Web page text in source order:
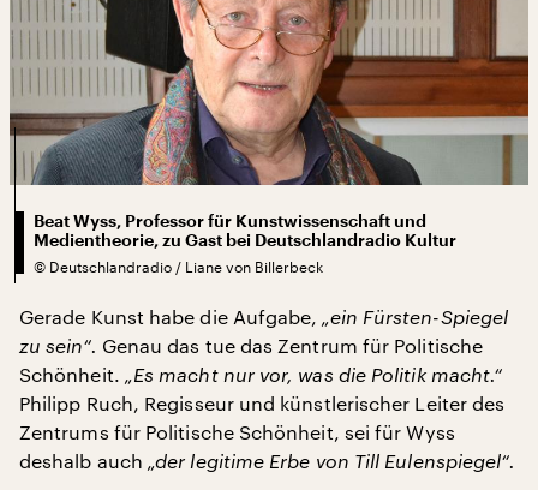
Beat Wyss, Professor für Kunstwissenschaft und
Medientheorie, zu Gast bei Deutschlandradio Kultur
© Deutschlandradio / Liane von Billerbeck
Gerade Kunst habe die Aufgabe, „ein Fürsten-Spiegel
zu sein“. Genau das tue das Zentrum für Politische
Schönheit. „Es macht nur vor, was die Politik macht.“
Philipp Ruch, Regisseur und künstlerischer Leiter des
Zentrums für Politische Schönheit, sei für Wyss
deshalb auch „der legitime Erbe von Till Eulenspiegel“.